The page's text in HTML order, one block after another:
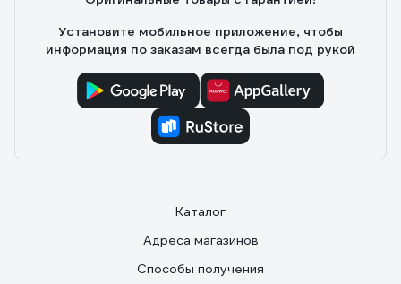
Установите мобильное приложение, чтобы
информация по заказам всегда была под рукой
Каталог
Адреса магазинов
Способы получения